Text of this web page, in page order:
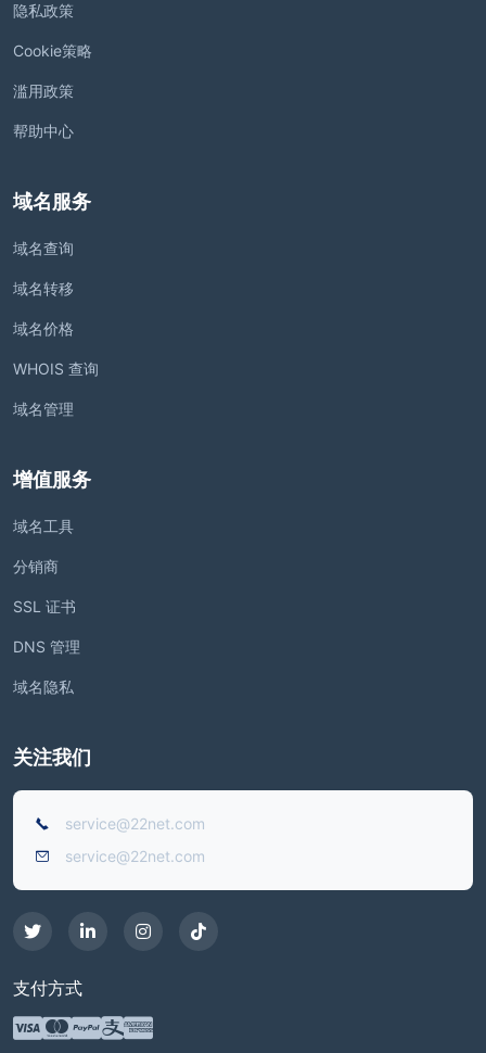
隐私政策
Cookie策略
滥用政策
帮助中心
域名服务
域名查询
域名转移
域名价格
WHOIS 查询
域名管理
增值服务
域名工具
分销商
SSL 证书
DNS 管理
域名隐私
关注我们
service@22net.com
service@22net.com
支付方式